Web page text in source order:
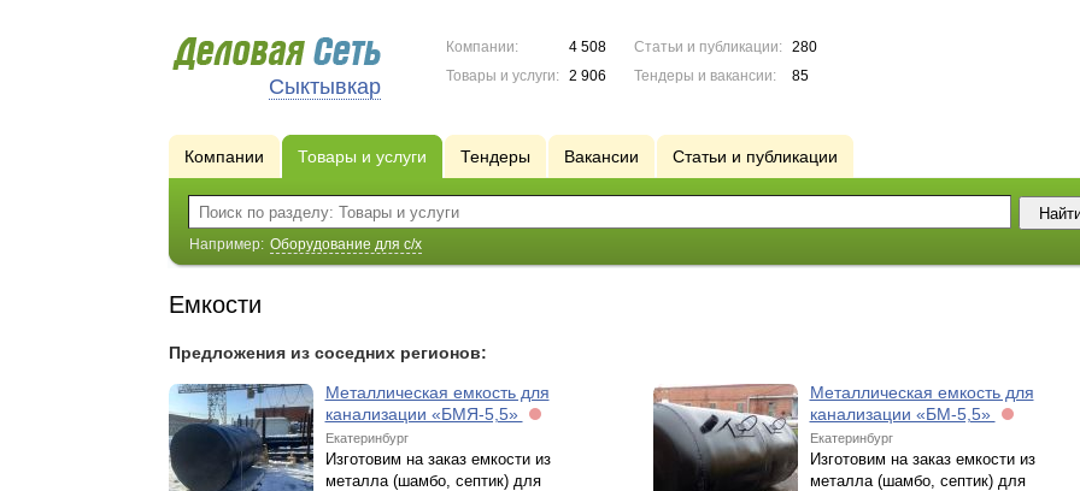
Сыктывкар
Компании:
4 508
Товары и услуги:
2 906
Статьи и публикации:
280
Тендеры и вакансии:
85
Компании Товары и услуги Тендеры Вакансии Статьи и публикации
Например: Оборудование для с/х
Емкости
Предложения из соседних регионов:
Металлическая емкость для
канализации «БМЯ-5,5»
Екатеринбург
Изготовим на заказ емкости из
металла (шамбо, септик) для
Металлическая емкость для
канализации «БМ-5,5»
Екатеринбург
Изготовим на заказ емкости из
металла (шамбо, септик) для